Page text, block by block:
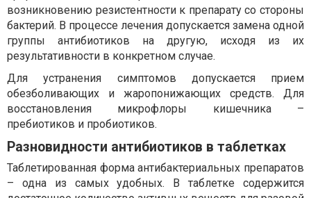
возникновению резистентности к препарату со стороны
бактерий. В процессе лечения допускается замена одной
группы антибиотиков на другую, исходя из их
результативности в конкретном случае.
Для устранения симптомов допускается прием
обезболивающих и жаропонижающих средств. Для
восстановления микрофлоры кишечника –
пребиотиков и пробиотиков.
Разновидности антибиотиков в таблетках
Таблетированная форма антибактериальных препаратов
– одна из самых удобных. В таблетке содержится